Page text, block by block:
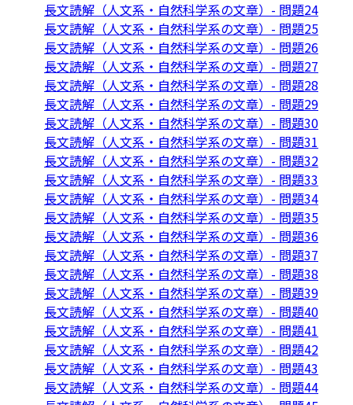
長文読解（人文系・自然科学系の文章）- 問題24
長文読解（人文系・自然科学系の文章）- 問題25
長文読解（人文系・自然科学系の文章）- 問題26
長文読解（人文系・自然科学系の文章）- 問題27
長文読解（人文系・自然科学系の文章）- 問題28
長文読解（人文系・自然科学系の文章）- 問題29
長文読解（人文系・自然科学系の文章）- 問題30
長文読解（人文系・自然科学系の文章）- 問題31
長文読解（人文系・自然科学系の文章）- 問題32
長文読解（人文系・自然科学系の文章）- 問題33
長文読解（人文系・自然科学系の文章）- 問題34
長文読解（人文系・自然科学系の文章）- 問題35
長文読解（人文系・自然科学系の文章）- 問題36
長文読解（人文系・自然科学系の文章）- 問題37
長文読解（人文系・自然科学系の文章）- 問題38
長文読解（人文系・自然科学系の文章）- 問題39
長文読解（人文系・自然科学系の文章）- 問題40
長文読解（人文系・自然科学系の文章）- 問題41
長文読解（人文系・自然科学系の文章）- 問題42
長文読解（人文系・自然科学系の文章）- 問題43
長文読解（人文系・自然科学系の文章）- 問題44